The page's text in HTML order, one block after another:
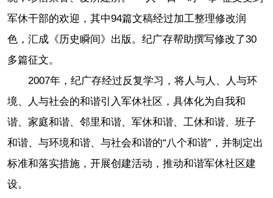
军休干部的欢迎，其中94篇文稿经过加工整理修改润
色，汇成《历史瞬间》出版。纪广存帮助撰写修改了30
多篇征文。
2007年，纪广存经过反复学习，将人与人、人与环
境、人与社会的和谐引入军休社区，具体化为自我和
谐、家庭和谐、邻里和谐、军休和谐、工休和谐、班子
和谐、与环境和谐、与社会和谐的“八个和谐”，并制定出
标准和落实措施，开展创建活动，推动和谐军休社区建
设。